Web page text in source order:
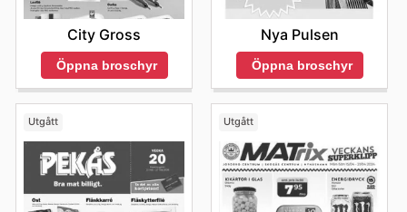
City Gross
Öppna broschyr
Nya Pulsen
Öppna broschyr
Utgått Utgått